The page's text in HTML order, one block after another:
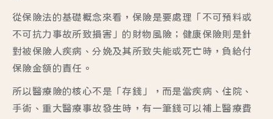
從保險法的基礎概念來看， 保險是要處理「不可預料或
不可抗力事故所致損害」的財物風險 ；健康保險則是針
對被保險人疾病、分娩及其所致失能或死亡時，負給付
保險金額的責任。
所以醫療險的核心不是「存錢」，而是當疾病、住院、
手術、重大醫療事故發生時，有一筆錢可以補上醫療費